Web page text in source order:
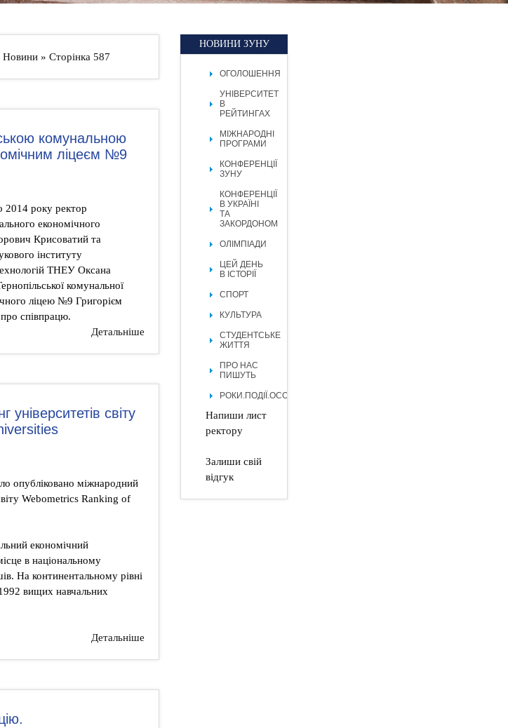
Новини» Сторінка 587
комунальною
ліцеєм №9
2014 року ректор
економічного
Крисоватий та
інституту
ТНЕУ Оксана
комунальної
ліцею №9 Григорієм
співпрацю.
Детальніше
світу
опубліковано міжнародний
Webometrics Ranking of
економічний
в національному
На континентальному рівні
вищих навчальних
Детальніше
НОВИНИ ЗУНУ
ОГОЛОШЕННЯ
УНІВЕРСИТЕТ
В
РЕЙТИНГАХ
МІЖНАРОДНІ
ПРОГРАМИ
КОНФЕРЕНЦІЇ
ЗУНУ
КОНФЕРЕНЦІЇ
В УКРАЇНІ
ТА
ЗАКОРДОНОМ
ОЛІМПІАДИ
ЦЕЙ ДЕНЬ
В ІСТОРІЇ
СПОРТ
КУЛЬТУРА
СТУДЕНТСЬКЕ
ЖИТТЯ
ПРО НАС
ПИШУТЬ
РОКИ.ПОДІЇ.ОСОБИСТОСТІ.
Напиши лист
ректору
Залиши свій
відгук